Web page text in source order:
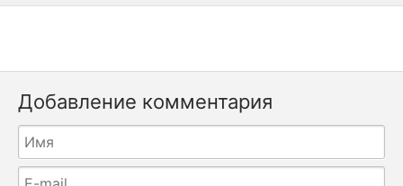
Добавление комментария